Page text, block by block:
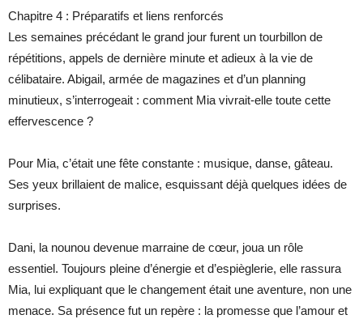
Chapitre 4 : Préparatifs et liens renforcés
Les semaines précédant le grand jour furent un tourbillon de
répétitions, appels de dernière minute et adieux à la vie de
célibataire. Abigail, armée de magazines et d’un planning
minutieux, s’interrogeait : comment Mia vivrait-elle toute cette
effervescence ?
Pour Mia, c’était une fête constante : musique, danse, gâteau.
Ses yeux brillaient de malice, esquissant déjà quelques idées de
surprises.
Dani, la nounou devenue marraine de cœur, joua un rôle
essentiel. Toujours pleine d’énergie et d’espièglerie, elle rassura
Mia, lui expliquant que le changement était une aventure, non une
menace. Sa présence fut un repère : la promesse que l’amour et